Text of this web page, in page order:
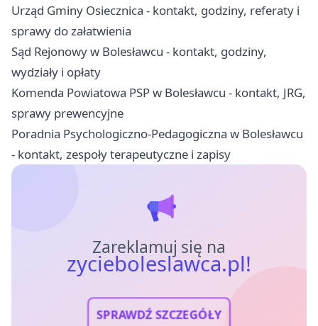
Urząd Gminy Osiecznica - kontakt, godziny, referaty i
sprawy do załatwienia
Sąd Rejonowy w Bolesławcu - kontakt, godziny,
wydziały i opłaty
Komenda Powiatowa PSP w Bolesławcu - kontakt, JRG,
sprawy prewencyjne
Poradnia Psychologiczno-Pedagogiczna w Bolesławcu
- kontakt, zespoły terapeutyczne i zapisy
Zareklamuj się na
zycieboleslawca.pl!
SPRAWDŹ SZCZEGÓŁY